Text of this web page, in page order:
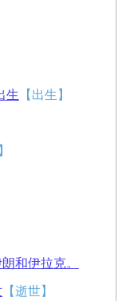
生 【出生】
和伊拉克。
【逝世】